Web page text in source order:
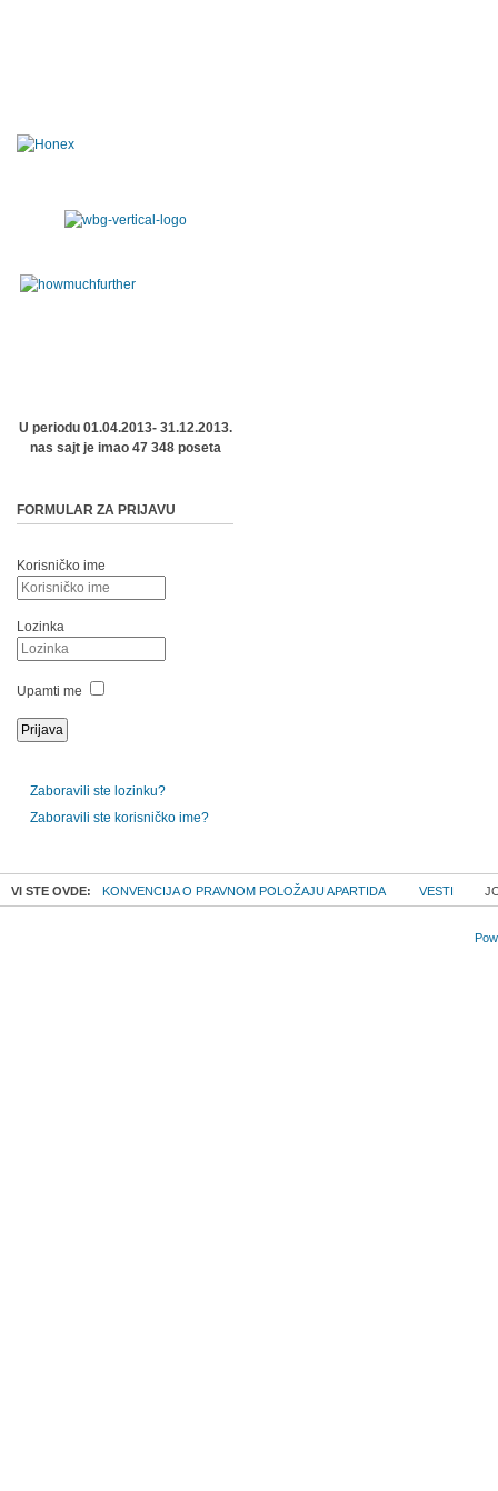
U periodu 01.04.2013- 31.12.2013.
nas sajt je imao 47 348 poseta
FORMULAR ZA PRIJAVU
Korisničko ime
Lozinka
Upamti me
Zaboravili ste lozinku?
Zaboravili ste korisničko ime?
VI STE OVDE: KONVENCIJA O PRAVNOM POLOŽAJU APARTIDA VESTI